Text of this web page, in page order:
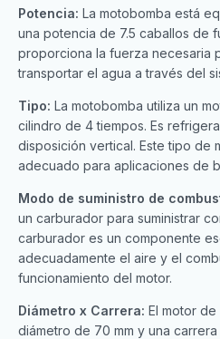
Potencia: La motobomba está
una potencia de 7.5 caballos de
proporciona la fuerza necesaria
transportar el agua a través del
Tipo: La motobomba utiliza un
cilindro de 4 tiempos. Es
disposición vertical. Este tipo de
adecuado para aplicaciones de
Modo de suministro de
un carburador para suministrar
carburador es un componente
adecuadamente el aire y el
funcionamiento del motor.
Diámetro x Carrera: El motor
diámetro de 70 mm y una carrera